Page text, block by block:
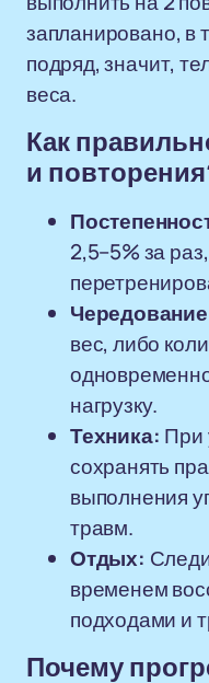
запланировано, в
подряд, значит,
веса.
Как
и
2,5–5% за
вес, либо
нагрузку.
Техника: При
сохранять
выполнения
травм.
Отдых:
временем
подходами и
Почему